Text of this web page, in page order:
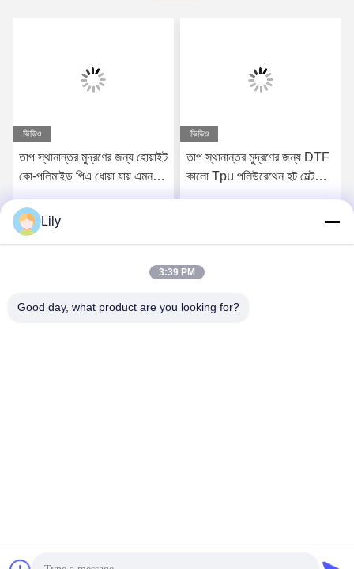
ভিডিও
তাপ স্থানান্তর মুদ্রণের জন্য হোয়াইট
কো-পলিমাইড পিএ ধোয়া যায় এমন
ভিডিও
তাপ স্থানান্তর মুদ্রণের জন্য DTF
কালো Tpu পলিউরেথেন হট মেল্ট
Lily
3:39 PM
Good day, what product are you looking for?